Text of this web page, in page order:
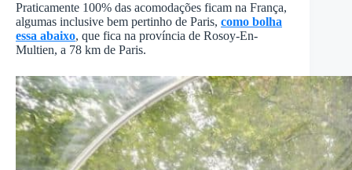
Praticamente 100% das acomodações ficam na França,
algumas inclusive bem pertinho de Paris, como bolha
essa abaixo, que fica na província de Rosoy-En-
Multien, a 78 km de Paris.